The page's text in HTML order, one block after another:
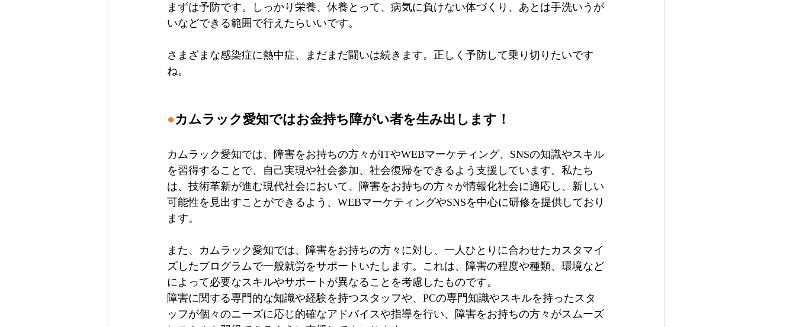
まずは予防です。しっかり栄養、休養とって、病気に負けない体づくり、あとは手洗いうが
いなどできる範囲で行えたらいいです。
さまざまな感染症に熱中症、まだまだ闘いは続きます。正しく予防して乗り切りたいです
ね。
●カムラック愛知ではお金持ち障がい者を生み出します！
カムラック愛知では、障害をお持ちの方々がITやWEBマーケティング、SNSの知識やスキル
を習得することで、自己実現や社会参加、社会復帰をできるよう支援しています。私たち
は、技術革新が進む現代社会において、障害をお持ちの方々が情報化社会に適応し、新しい
可能性を見出すことができるよう、WEBマーケティングやSNSを中心に研修を提供しており
ます。
また、カムラック愛知では、障害をお持ちの方々に対し、一人ひとりに合わせたカスタマイ
ズしたプログラムで一般就労をサポートいたします。これは、障害の程度や種類、環境など
によって必要なスキルやサポートが異なることを考慮したものです。
障害に関する専門的な知識や経験を持つスタッフや、PCの専門知識やスキルを持ったスタ
ッフが個々のニーズに応じ的確なアドバイスや指導を行い、障害をお持ちの方々がスムーズ